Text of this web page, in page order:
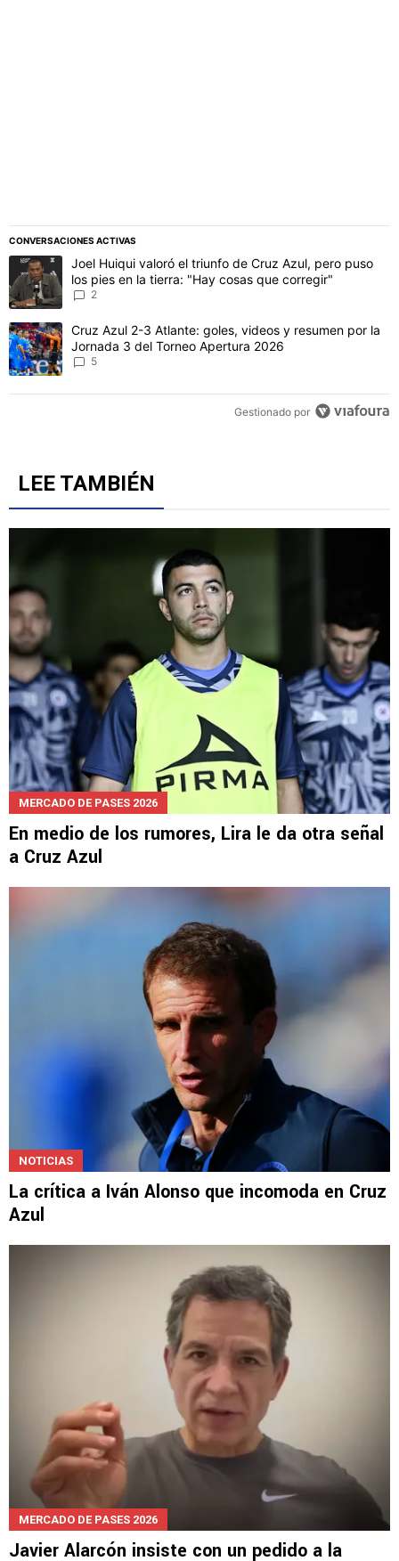
CONVERSACIONES ACTIVAS
Este listado muestra los artículos con más comentarios en los
Un artículo de tendencia con el título "Joel Huiqui valoró el
Joel Huiqui valoró el triunfo de Cruz Azul, pero puso
los pies en la tierra: "Hay cosas que corregir"
2
Un artículo de tendencia con el título "Cruz Azul 2-3 Atlante:
Cruz Azul 2-3 Atlante: goles, videos y resumen por la
Jornada 3 del Torneo Apertura 2026
5
Gestionado por
LEE TAMBIÉN
MERCADO DE PASES 2026
En medio de los rumores, Lira le da otra señal
a Cruz Azul
NOTICIAS
La crítica a Iván Alonso que incomoda en Cruz
Azul
MERCADO DE PASES 2026
Javier Alarcón insiste con un pedido a la